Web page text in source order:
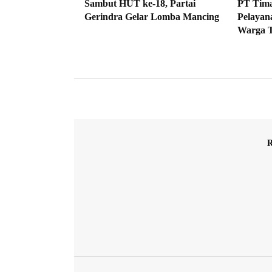
Sambut HUT ke-18, Partai
Gerindra Gelar Lomba Mancing
PT
Warga